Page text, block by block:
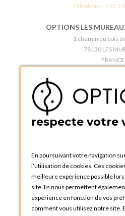
Téléphone : +33 1
OPTIONS LES
1 chemin du bois
78130 LES
FRANCE
BOUTIQUE
5 quai de la
FRANCE
OPTIONS
Rue du Clos
76800 Saint-
FRANCE
Téléphone :+33 2
respecte votre
En poursuivant votre navigation
l’utilisation de cookies. Ces
meilleure expérience possible
site. Ils nous permettent
expérience en fonction de vos
comment vous utilisez notre site.